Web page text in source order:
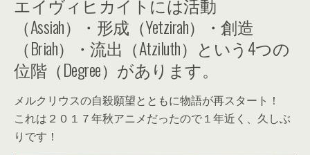
（Assiah）・形成（Yetzirah）・創造
（Briah）・流出（Atziluth）という4つの
位階（Degree）があります。
メルクリウスの自殺願望とともに物語が再スタート！
これは２０１７年秋アニメだったので１年近く、久しぶ
りです！